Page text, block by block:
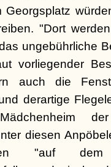
Georgsplatz
"Dort
ungebührliche
vorliegender
auch die
derartige
der
diesen
"auf dem